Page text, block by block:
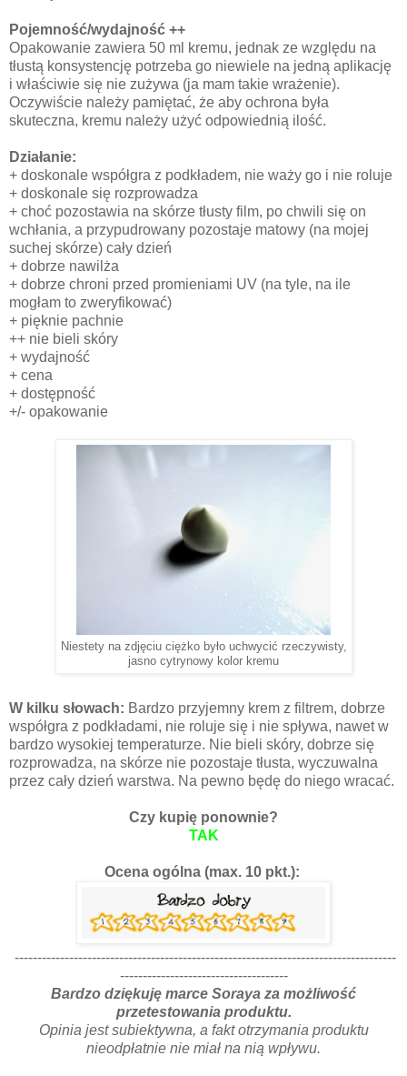
Pojemność/wydajność ++
Opakowanie zawiera 50 ml kremu, jednak ze względu na
tłustą konsystencję potrzeba go niewiele na jedną aplikację
i właściwie się nie zużywa (ja mam takie wrażenie).
Oczywiście należy pamiętać, że aby ochrona była
skuteczna, kremu należy użyć odpowiednią ilość.
Działanie:
+ doskonale współgra z podkładem, nie waży go i nie roluje
+ doskonale się rozprowadza
+ choć pozostawia na skórze tłusty film, po chwili się on
wchłania, a przypudrowany pozostaje matowy (na mojej
suchej skórze) cały dzień
+ dobrze nawilża
+ dobrze chroni przed promieniami UV (na tyle, na ile
mogłam to zweryfikować)
+ pięknie pachnie
++ nie bieli skóry
+ wydajność
+ cena
+ dostępność
+/- opakowanie
Niestety na zdjęciu ciężko było uchwycić rzeczywisty,
jasno cytrynowy kolor kremu
W kilku słowach: Bardzo przyjemny krem z filtrem, dobrze
współgra z podkładami, nie roluje się i nie spływa, nawet w
bardzo wysokiej temperaturze. Nie bieli skóry, dobrze się
rozprowadza, na skórze nie pozostaje tłusta, wyczuwalna
przez cały dzień warstwa. Na pewno będę do niego wracać.
Czy kupię ponownie?
TAK
Ocena ogólna (max. 10 pkt.):
------------------------------------------------------------------------------------
-------------------------------------
Bardzo dziękuję marce Soraya za możliwość
przetestowania produktu.
Opinia jest subiektywna, a fakt otrzymania produktu
nieodpłatnie nie miał na nią wpływu.